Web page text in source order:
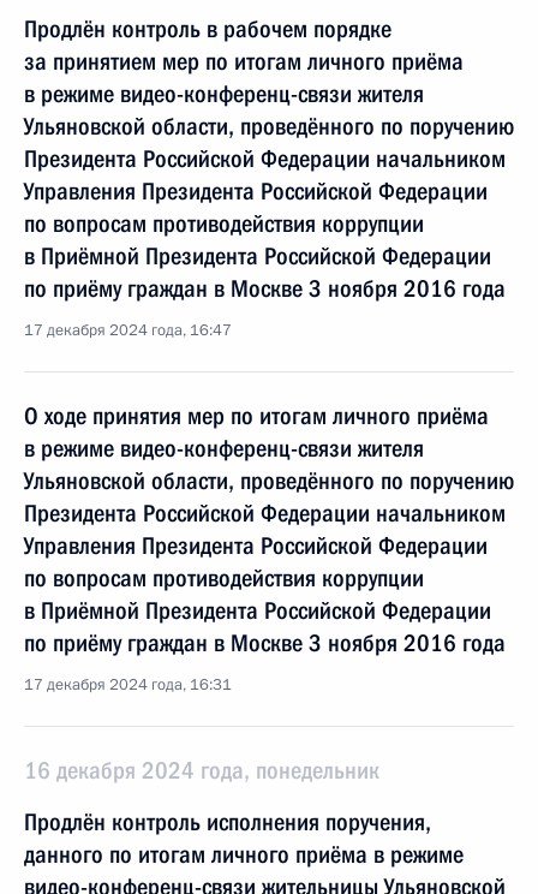
Продлён контроль в рабочем порядке
за принятием мер по итогам личного приёма
в режиме видео-конференц-связи жителя
Ульяновской области, проведённого по поручению
Президента Российской Федерации начальником
Управления Президента Российской Федерации
по вопросам противодействия коррупции
в Приёмной Президента Российской Федерации
по приёму граждан в Москве 3 ноября 2016 года
17 декабря 2024 года, 16:47
О ходе принятия мер по итогам личного приёма
в режиме видео-конференц-связи жителя
Ульяновской области, проведённого по поручению
Президента Российской Федерации начальником
Управления Президента Российской Федерации
по вопросам противодействия коррупции
в Приёмной Президента Российской Федерации
по приёму граждан в Москве 3 ноября 2016 года
17 декабря 2024 года, 16:31
16 декабря 2024 года, понедельник
Продлён контроль исполнения поручения,
данного по итогам личного приёма в режиме
видео-конференц-связи жительницы Ульяновской